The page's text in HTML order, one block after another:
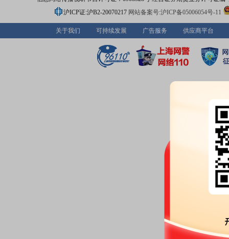
沪ICP证:沪B2-20070217 网站备案号:沪ICP备05006054号-11
关于我们 可持续发展 广告服务 供应商平台